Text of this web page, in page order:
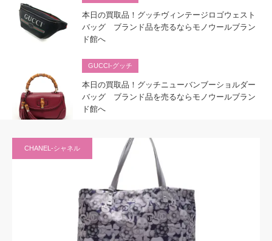
本日の買取品！グッチヴィンテージロゴウェスト
バッグ ブランド品を売るならモノウールブラン
ド館へ
GUCCI-グッチ
本日の買取品！グッチニューバンブーショルダー
バッグ ブランド品を売るならモノウールブラン
ド館へ
CHANEL-シャネル